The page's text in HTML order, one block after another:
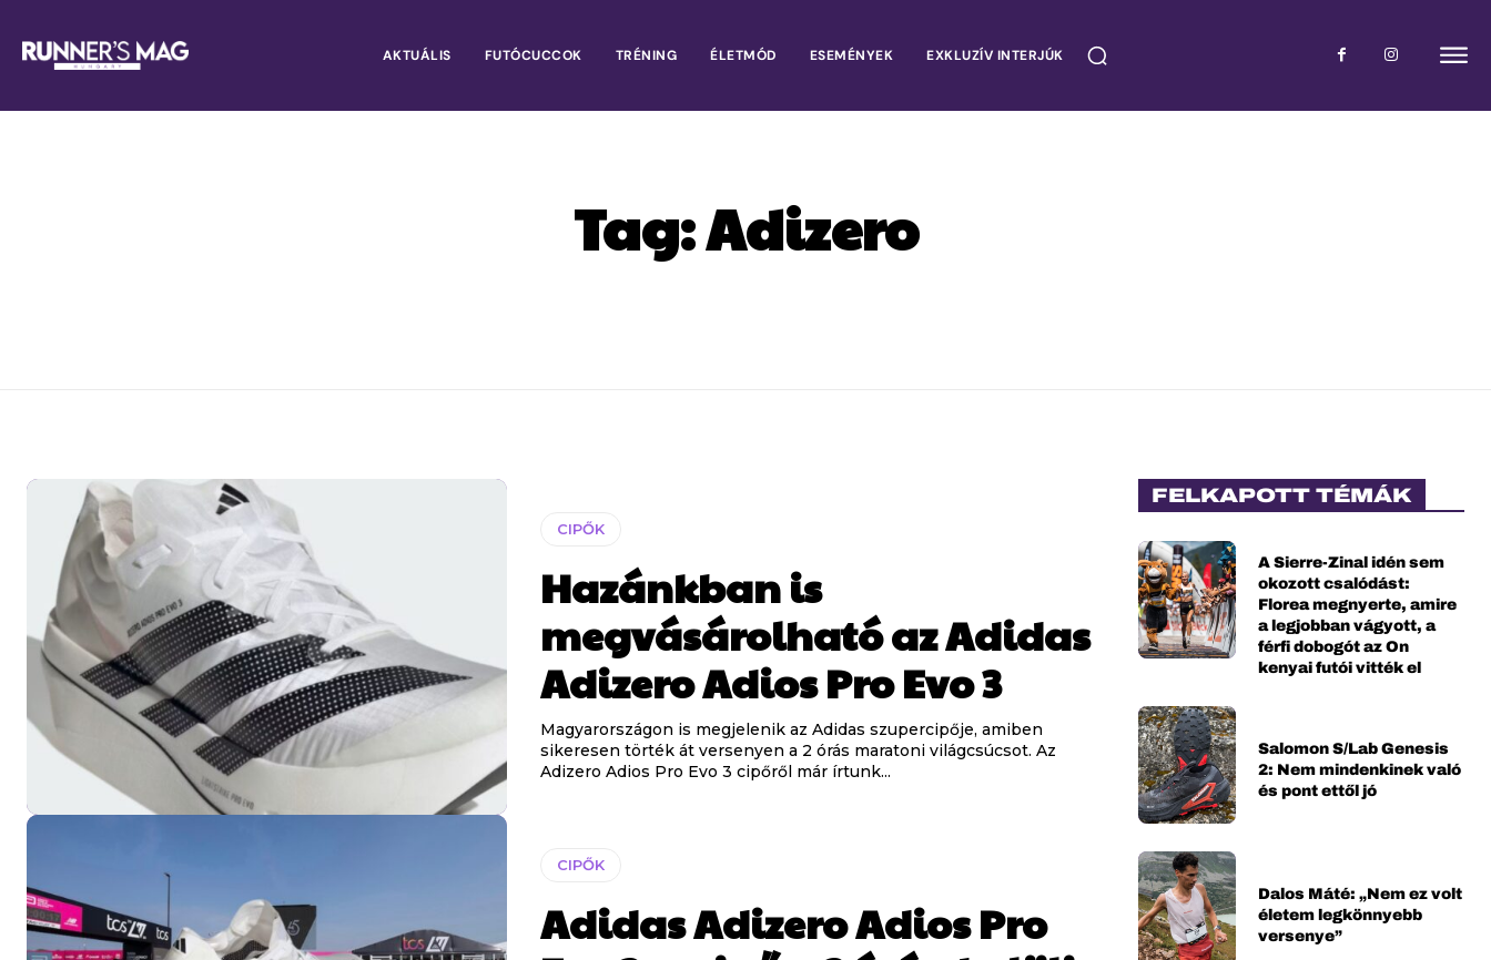
AKTUÁLIS FUTÓCUCCOK TRÉNING ÉLETMÓD ESEMÉNYEK EXKLUZÍV INTERJÚK
Tag:Adizero
CIPŐK
Hazánkban is
megvásárolható az Adidas
Adizero Adios Pro Evo 3
Magyarországon is megjelenik az Adidas szupercipője, amiben
sikeresen törték át versenyen a 2 órás maratoni világcsúcsot. Az
Adizero Adios Pro Evo 3 cipőről már írtunk...
CIPŐK
Adidas Adizero Adios Pro
FELKAPOTT TÉMÁK
A Sierre-Zinal idén sem
okozott csalódást:
Florea megnyerte, amire
a legjobban vágyott, a
férfi dobogót az On
kenyai futói vitték el
Salomon S/Lab Genesis
2: Nem mindenkinek való
és pont ettől jó
Dalos Máté: „Nem ez volt
életem legkönnyebb
versenye”